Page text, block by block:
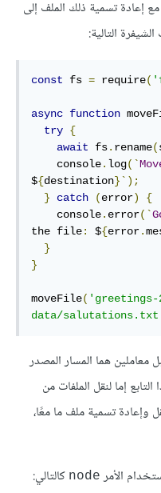
مع إعادة تسمية ذلك الملف إلى
التالية:
const fs = require(
async function
try {
await fs. rename(
    console
. log(`
${destination}`);
}
catch (error)
{
    console
. error(`
the file: ${error.
}
}
moveFile(
data/
معاملين هما المسار المصدر
إما لنقل الملفات من
وإعادة تسمية ملف ما معًا،
الأمر ‎node‎ كالتالي: